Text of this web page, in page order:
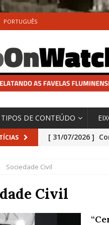
PORTUGUÊS
TIPOS DE CONTEÚDO
[ 31/07/2026 ]
[ 29/07/2026 ]
São o Cadinho
Especial do
Sociedade Civil
Civil